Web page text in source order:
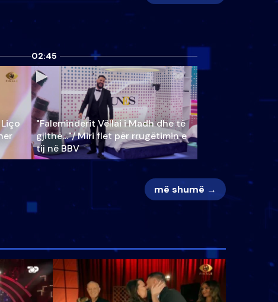
02:45
"Faleminderit Vëllai i Madh dhe të
gjithë…"/ Miri flet për rrugëtimin e
tij në BBV
më shumë →